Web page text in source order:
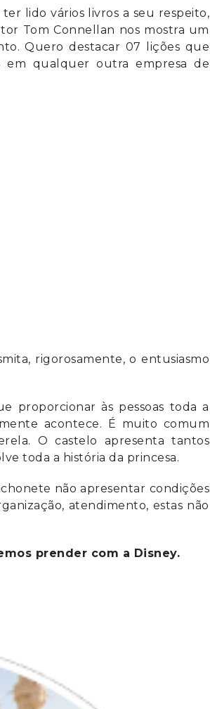
lido vários livros a seu respeito,
Tom Connellan nos mostra um
Quero destacar 07 lições que
em qualquer outra empresa de
rigorosamente, o entusiasmo
proporcionar às pessoas toda a
acontece. É muito comum
O castelo apresenta tantos
toda a história da princesa.
não apresentar condições
atendimento, estas não
prender com a Disney.